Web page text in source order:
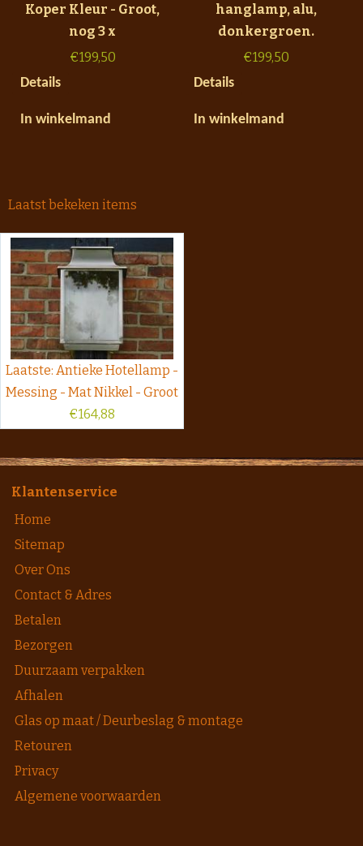
Koper Kleur - Groot,
nog 3 x
€199,50
Details
In winkelmand
hanglamp, alu,
donkergroen.
€199,50
Details
In winkelmand
Laatst bekeken items
Laatste: Antieke Hotellamp -
Messing - Mat Nikkel - Groot
€164,88
Klantenservice
Home
Sitemap
Over Ons
Contact & Adres
Betalen
Bezorgen
Duurzaam verpakken
Afhalen
Glas op maat / Deurbeslag & montage
Retouren
Privacy
Algemene voorwaarden